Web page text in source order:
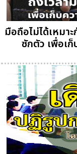
มือถือไม่ได้เหมา
ซักตัว เพื่อเ